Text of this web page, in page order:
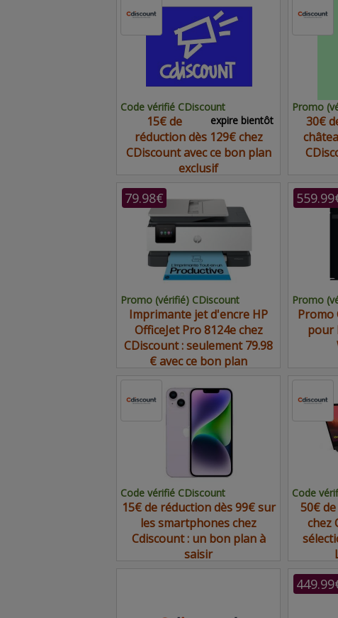
Code vérifié CDiscount
expire bientôt
15€ de
réduction dès 129€ chez
CDiscount avec ce bon plan
exclusif
Promo
30€
79.98€
Promo (vérifié) CDiscount
Imprimante jet d'encre HP
OfficeJet Pro 8124e chez
CDiscount : seulement 79.98
€ avec ce bon plan
Promo
Promo
pour
Code vérifié CDiscount
15€ de réduction dès 99€ sur
les smartphones chez
Cdiscount : un bon plan à
saisir
Code
50€
chez